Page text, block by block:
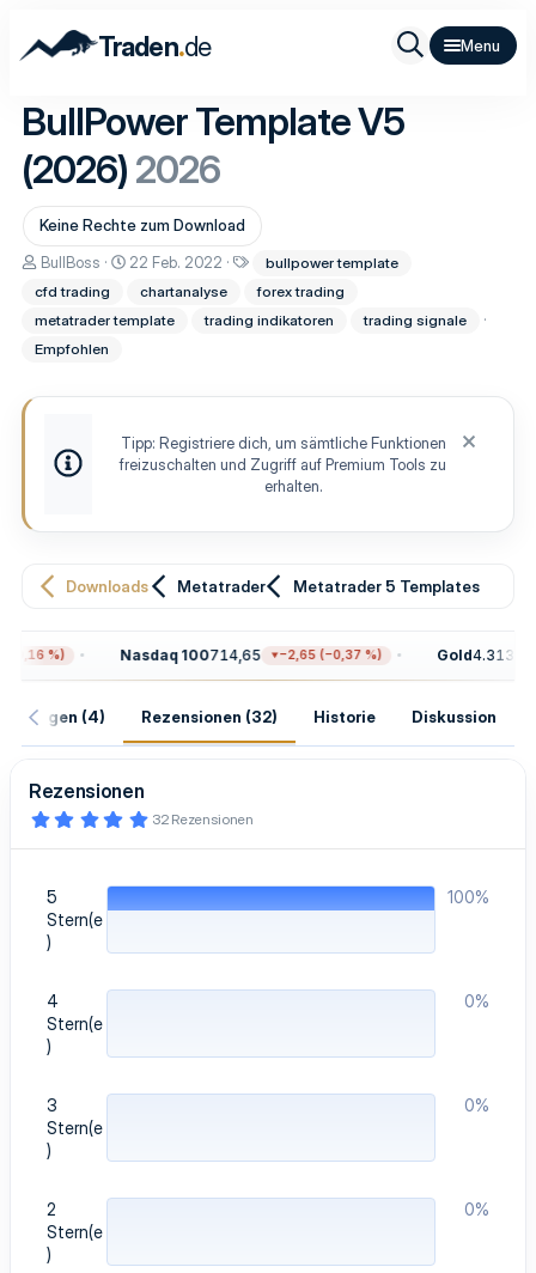
Traden.de
BullPower Template V5
(2026) 2026
Keine Rechte zum Download
A
t
o
BullBoss
D
u
l
22 Feb. 2022
h
l
e
bullpower template
cfd trading
chartanalyse
forex trading
metatrader template
trading indikatoren
trading signale
Empfohlen
Tipp: Registriere dich, um sämtliche Funktionen
freizuschalten und Zugriff auf Premium Tools zu
erhalten.
Downloads Metatrader Metatrader 5 Templates
%) Nasdaq 100714,65 −2,65 (−0,37 %) Gold4.313,30
(4) Rezensionen (32) Historie Diskussion
Rezensionen
5
0
S
t
n
e
32 Rezensionen
5
Stern(e
)
100%
4
Stern(e
)
0%
3
Stern(e
)
0%
2
Stern(e
)
0%